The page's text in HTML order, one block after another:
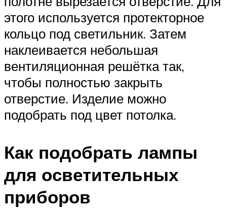
этого используется протекторное
кольцо под светильник. Затем
наклеивается небольшая
вентиляционная решётка так,
чтобы полностью закрыть
отверстие. Изделие можно
подобрать под цвет потолка.
Как подобрать лампы
для осветительных
приборов